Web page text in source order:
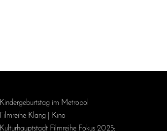
Kinder­geburts­tag im Metropol
Filmreihe Klang | Kino
Kulturhauptstadt Filmreihe Fokus 2025: